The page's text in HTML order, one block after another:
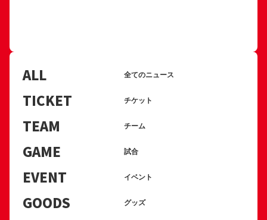
ALL 全てのニュース
TICKET チケット
TEAM チーム
GAME 試合
EVENT イベント
GOODS グッズ